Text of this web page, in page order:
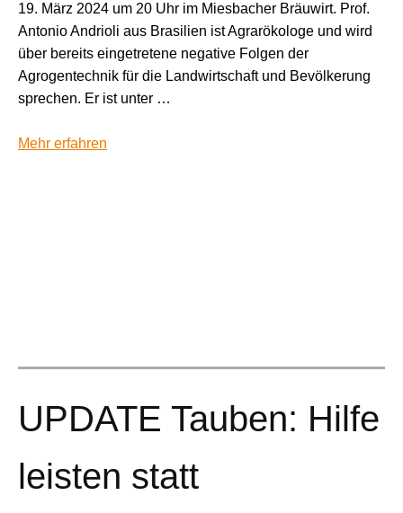
19. März 2024 um 20 Uhr im Miesbacher Bräuwirt. Prof.
Antonio Andrioli aus Brasilien ist Agrarökologe und wird
über bereits eingetretene negative Folgen der
Agrogentechnik für die Landwirtschaft und Bevölkerung
sprechen. Er ist unter …
Mehr erfahren
UPDATE Tauben: Hilfe
leisten statt